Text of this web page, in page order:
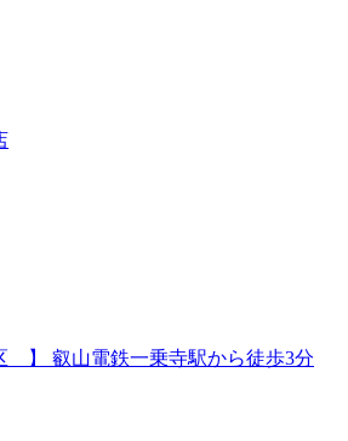
叡山電鉄一乗寺駅から徒歩3分